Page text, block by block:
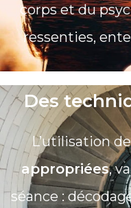
corps et du
ressenties,
Des
L’utilisation
appropriées,
séance :